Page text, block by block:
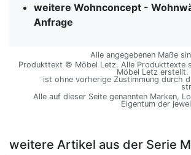
weitere Wohnconcept -
Anfrage
Alle angegebenen Maße
Produkttext © Möbel Letz. Alle Produkttexte
Möbel Letz erstellt.
ist ohne vorherige Zustimmung durch
Alle auf dieser Seite genannten Marken,
Eigentum der
weitere Artikel aus der Serie